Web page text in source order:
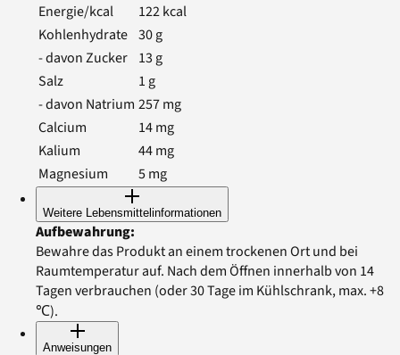
Energie/kcal
122kcal
Kohlenhydrate 30g
- davon Zucker 13 g
Salz
1 g
- davon Natrium 257mg
Calcium
14mg
Kalium
44mg
Magnesium
5mg
Weitere Lebensmittelinformationen
Aufbewahrung:
Bewahre das Produkt an einem trockenen Ort und bei
Raumtemperatur auf. Nach dem Öffnen innerhalb von 14
Tagen verbrauchen (oder 30 Tage im Kühlschrank, max. +8
℃).
Anweisungen